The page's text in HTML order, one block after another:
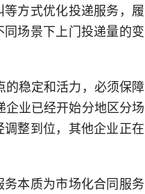
方式优化投递服务，履
场景下上门投递量的变
的稳定和活力，必须保障
企业已经开始分地区分场
整到位，其他企业正在
本质为市场化合同服务